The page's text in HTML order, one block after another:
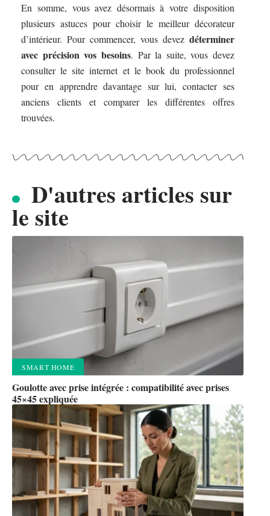
En somme, vous avez désormais à votre disposition
plusieurs astuces pour choisir le meilleur décorateur
d’intérieur. Pour commencer, vous devez déterminer
avec précision vos besoins. Par la suite, vous devez
consulter le site internet et le book du professionnel
pour en apprendre davantage sur lui, contacter ses
anciens clients et comparer les différentes offres
trouvées.
D'autres articles sur
le site
SMART HOME
Goulotte avec prise intégrée : compatibilité avec prises
45×45 expliquée